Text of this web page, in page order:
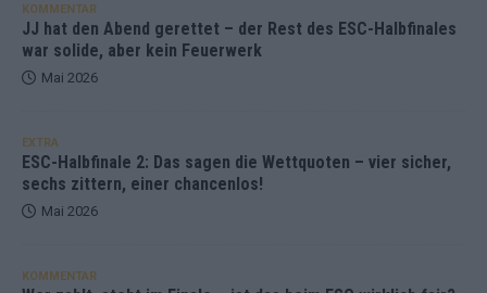
KOMMENTAR
JJ hat den Abend gerettet – der Rest des ESC-Halbfinales
war solide, aber kein Feuerwerk
Mai 2026
EXTRA
ESC-Halbfinale 2: Das sagen die Wettquoten – vier sicher,
sechs zittern, einer chancenlos!
Mai 2026
KOMMENTAR